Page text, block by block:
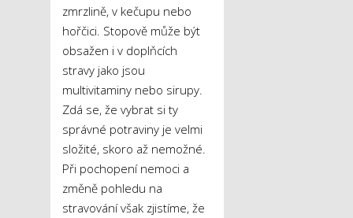
zmrzlině, v kečupu nebo
hořčici. Stopově může být
obsažen i v doplňcích
stravy jako jsou
multivitaminy nebo sirupy.
Zdá se, že vybrat si ty
správné potraviny je velmi
složité, skoro až nemožné.
Při pochopení nemoci a
změně pohledu na
stravování však zjistíme, že